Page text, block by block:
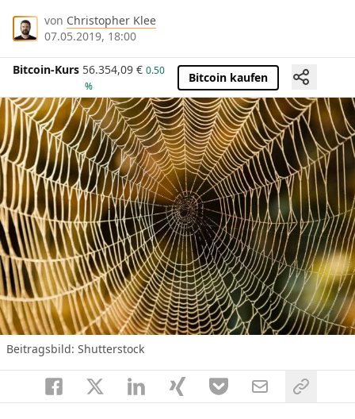
von Christopher Klee
07.05.2019, 18:00
Bitcoin-Kurs 56.354,09 € 0.50
%
Bitcoin kaufen
Beitragsbild: Shutterstock